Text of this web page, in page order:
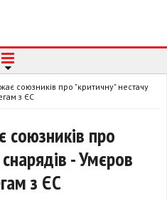
союзників про "критичну" нестачу
з ЄС
союзників про
- Умєров
з ЄС